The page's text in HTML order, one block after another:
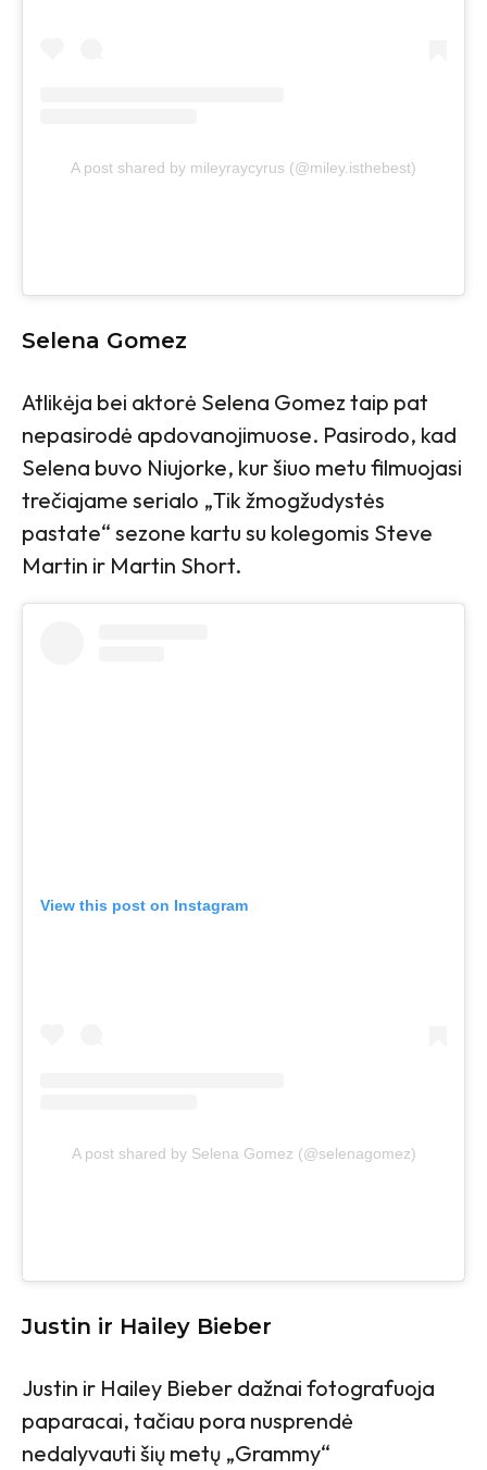
A post shared by mileyraycyrus (@miley.isthebest)
Selena Gomez
Atlikėja bei aktorė Selena Gomez taip pat
nepasirodė apdovanojimuose. Pasirodo, kad
Selena buvo Niujorke, kur šiuo metu filmuojasi
trečiajame serialo „Tik žmogžudystės
pastate“ sezone kartu su kolegomis Steve
Martin ir Martin Short.
View this post on Instagram
A post shared by Selena Gomez (@selenagomez)
Justin ir Hailey Bieber
Justin ir Hailey Bieber dažnai fotografuoja
paparacai, tačiau pora nusprendė
nedalyvauti šių metų „Grammy“